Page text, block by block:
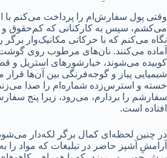
وقتی پول سفارش‌ام را پرداخت می‌کنم با
می‌کشم، سپس به کارکنانی که کم‌حقوق و
نگاه می‌کنم که با حرکاتی مکانیک‌وار برگر
آماده می‌کنند. نان‌های مرطوب روی
کوبیده می‌شوند، خیارشورهای استریل و
شیمیایی پیاز و گوجه‌فرنگی بین آن‌ها قرار
خسته و استرس‌زده شماره‌ام را صدا می‌زند
سفارشم را بردارم، می‌رود، زیرا پنج
افتاده است.
در چنین لحظه‌ای کمال برگر لکه‌دار
آرامشِ آشپز حاضر در تبلیغات که مواد را